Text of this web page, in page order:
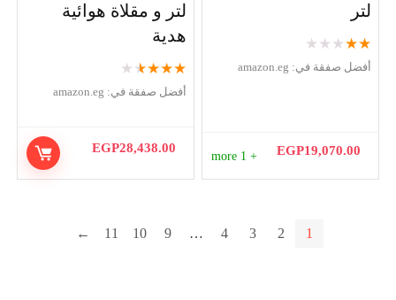
لتر
★
★
★
★
★
أفضل صفقة في: amazon.eg
EGP19,070.00
+ 1 more
لتر و مقلاة هوائية
هدية
★
★
★
★
★
أفضل صفقة في: amazon.eg
EGP28,438.00
1
2
3
4
…
9
10
11
←